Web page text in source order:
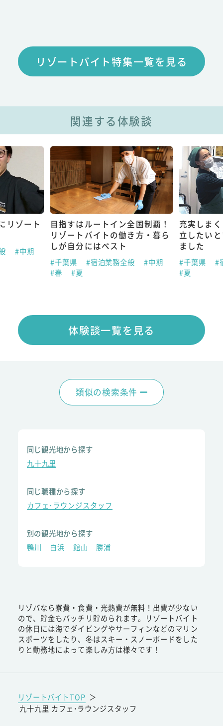
リゾートバイト特集一覧を見る
関連する体験談
リゾート
#中期
目指すはルートイン全国制覇！
リゾートバイトの働き方・暮ら
しが自分にはベスト
#千葉県 #宿泊業務全般
#中期
#春
#夏
充実しま
立したい
ました
#千葉県
#
#夏
体験談一覧を見る
類似の検索条件
同じ観光地から探す
九十九里
同じ職種から探す
カフェ･ラウンジスタッフ
別の観光地から探す
鴨川
白浜 館山 勝浦
リゾバなら寮費・食費・光熱費が無料！出費が少ない
ので、貯金もバッチリ貯められます。リゾートバイト
の休日には海でダイビングやサーフィンなどのマリン
スポーツをしたり、冬はスキー・スノーボードをした
りと勤務地によって楽しみ方は様々です！
リゾートバイトTOP ＞
九十九里 カフェ･ラウンジスタッフ